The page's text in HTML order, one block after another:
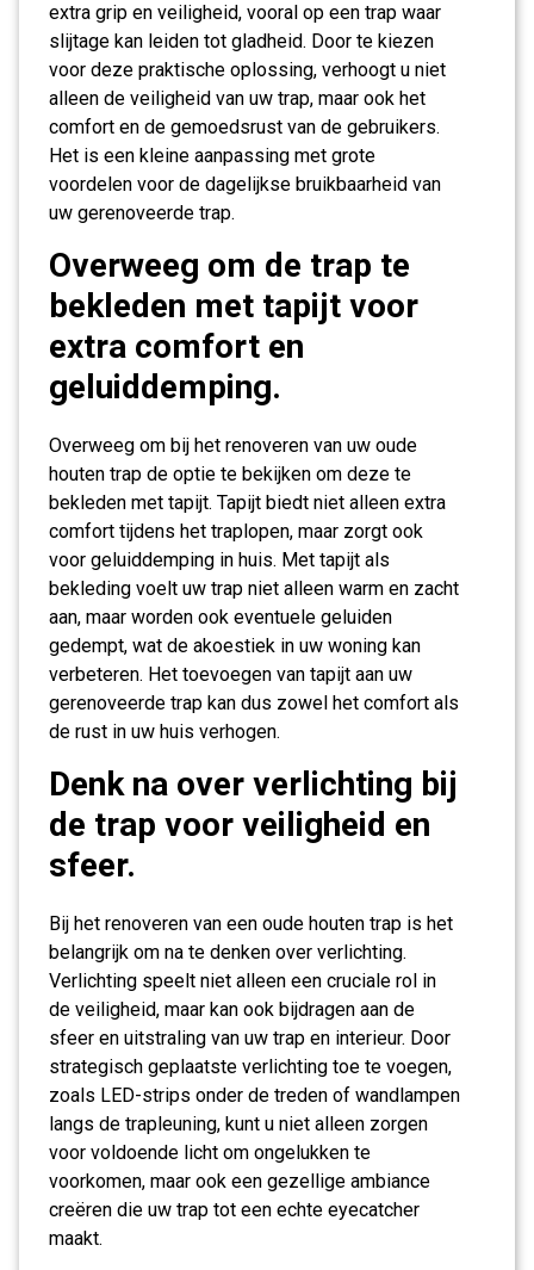
extra grip en veiligheid, vooral op een trap waar
slijtage kan leiden tot gladheid. Door te kiezen
voor deze praktische oplossing, verhoogt u niet
alleen de veiligheid van uw trap, maar ook het
comfort en de gemoedsrust van de gebruikers.
Het is een kleine aanpassing met grote
voordelen voor de dagelijkse bruikbaarheid van
uw gerenoveerde trap.
Overweeg om de trap te
bekleden met tapijt voor
extra comfort en
geluiddemping.
Overweeg om bij het renoveren van uw oude
houten trap de optie te bekijken om deze te
bekleden met tapijt. Tapijt biedt niet alleen extra
comfort tijdens het traplopen, maar zorgt ook
voor geluiddemping in huis. Met tapijt als
bekleding voelt uw trap niet alleen warm en zacht
aan, maar worden ook eventuele geluiden
gedempt, wat de akoestiek in uw woning kan
verbeteren. Het toevoegen van tapijt aan uw
gerenoveerde trap kan dus zowel het comfort als
de rust in uw huis verhogen.
Denk na over verlichting bij
de trap voor veiligheid en
sfeer.
Bij het renoveren van een oude houten trap is het
belangrijk om na te denken over verlichting.
Verlichting speelt niet alleen een cruciale rol in
de veiligheid, maar kan ook bijdragen aan de
sfeer en uitstraling van uw trap en interieur. Door
strategisch geplaatste verlichting toe te voegen,
zoals LED-strips onder de treden of wandlampen
langs de trapleuning, kunt u niet alleen zorgen
voor voldoende licht om ongelukken te
voorkomen, maar ook een gezellige ambiance
creëren die uw trap tot een echte eyecatcher
maakt.